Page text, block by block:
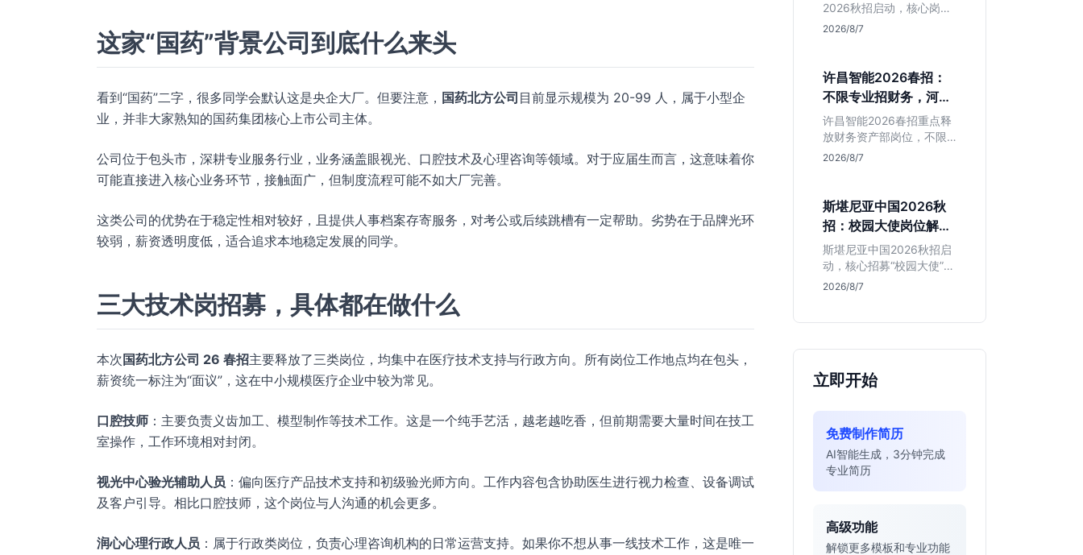
这家“国药”背景公司到底什么来头
看到“国药”二字，很多同学会默认这是央企大厂。但要注意， 国药北方公司 目前显示规模为 20-99 人，属于小型企
业，并非大家熟知的国药集团核心上市公司主体。
公司位于包头市，深耕专业服务行业，业务涵盖眼视光、口腔技术及心理咨询等领域。对于应届生而言，这意味着你
可能直接进入核心业务环节，接触面广，但制度流程可能不如大厂完善。
这类公司的优势在于稳定性相对较好，且提供人事档案存寄服务，对考公或后续跳槽有一定帮助。劣势在于品牌光环
较弱，薪资透明度低，适合追求本地稳定发展的同学。
三大技术岗招募，具体都在做什么
本次 国药北方公司 26 春招主要释放了三类岗位，均集中在医疗技术支持与行政方向。所有岗位工作地点均在包头，
薪资统一标注为“面议”，这在中小规模医疗企业中较为常见。
口腔技师 ：主要负责义齿加工、模型制作等技术工作。这是一个纯手艺活，越老越吃香，但前期需要大量时间在技工
室操作，工作环境相对封闭。
视光中心验光辅助人员 ：偏向医疗产品技术支持和初级验光师方向。工作内容包含协助医生进行视力检查、设备调试
及客户引导。相比口腔技师，这个岗位与人沟通的机会更多。
润心心理行政人员 ：属于行政类岗位，负责心理咨询机构的日常运营支持。如果你不想从事一线技术工作，这是唯一
2026秋招启动，核心岗位
集中在福建永安。本文解
点限制，助理工科生判断
是否值得投递。
2026/8/7
许昌智能2026春招：
不限专业招财务，河南
本地生值得冲吗？
许昌智能2026春招重点释
放财务资产部岗位，不限
专业。作为河南本地老牌
在本地积累工业场景经验
的应届生。
2026/8/7
斯堪尼亚中国2026秋
招：校园大使岗位解读
与投递指南
斯堪尼亚中国2026秋招启
动，核心招募“校园大使”而
非技术管培生。本文解析
你判断是否值得投递。
2026/8/7
立即开始
免费制作简历
AI智能生成，3分钟完成
专业简历
高级功能
解锁更多模板和专业功能